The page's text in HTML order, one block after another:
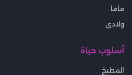
ماما
ولادى
أسلوب حياة
المطبخ